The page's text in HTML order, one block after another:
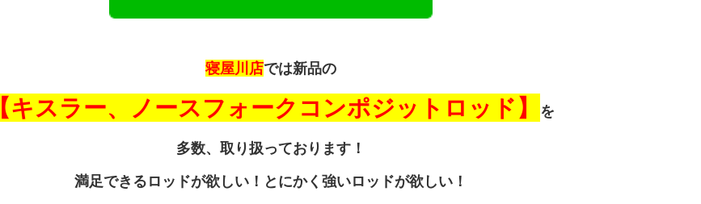
寝屋川店では新品の
【キスラー、ノースフォークコンポジットロッド】 を
多数、取り扱っております！
満足できるロッドが欲しい！とにかく強いロッドが欲しい！